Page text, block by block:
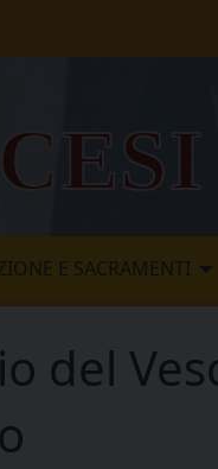
E SACRAMENTI
del